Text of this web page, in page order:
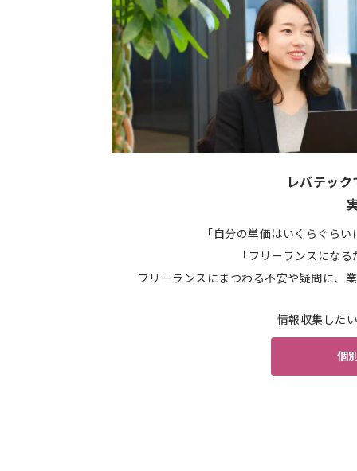
レバテッ
「自分の単価はいくらぐら
「フリーランスにな
フリーランスにまつわる不安や疑問に、
情報収集した
個